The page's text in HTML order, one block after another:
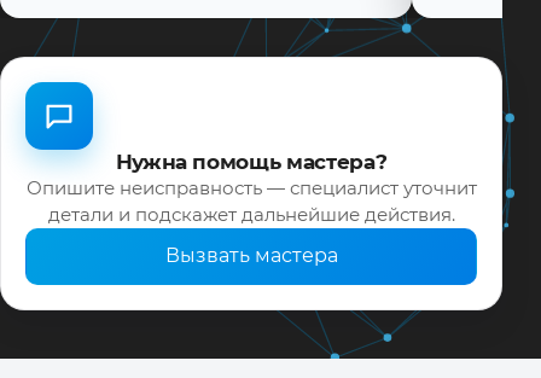
Нужна помощь мастера?
Опишите неисправность — специалист уточнит
детали и подскажет дальнейшие действия.
Вызвать мастера